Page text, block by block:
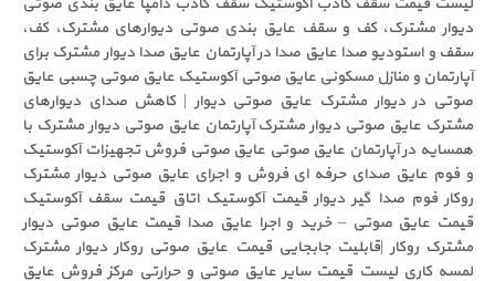
دیوار مشترک، کف و سقف عایق بندی صوتی دیوارهای مشترک، کف،
سقف و استودیو صدا عایق صدا در آپارتمان عایق صدا دیوار مشترک برای
آپارتمان و منازل مسکونی عایق صوتی آکوستیک عایق صوتی چسبی عایق
صوتی در دیوار مشترک عایق صوتی دیوار | کاهش صدای دیوارهای
مشترک عایق صوتی دیوار مشترک آپارتمان عایق صوتی دیوار مشترک با
همسایه در آپارتمان عایق صوتی عایق صوتی فروش تجهیزات آکوستیک
و فوم عایق صدای حرفه ای فروش و اجرای عایق صوتی دیوار مشترک
روکار فوم صدا گیر دیوار قیمت آکوستیک اتاق قیمت سقف آکوستیک
قیمت عایق صوتی – خرید و اجرا عایق صدا قیمت عایق صوتی دیوار
مشترک روکار |قابلیت جابجایی قیمت عایق صوتی روکار دیوار مشترک
لمسه کاری لیست قیمت سایر عایق صوتی و حرارتی مرکز فروش عایق